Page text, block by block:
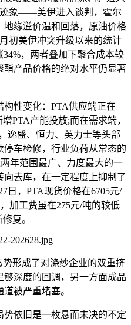
象——美伊进入谈判，霍尔
缘溢价温和回落，原油价格
初美伊冲突升级以来的统计
34%，两者叠加下聚合成本较
产品价格的绝对水平仍显著
性变化：PTA供应端正在
PTA产能投放;而在需求端，
逸盛、恒力、英力士等头部
车检修，行业负荷从常态的
年范围最广、力度最大的一
去库，在一定程度上抑制了
日，PTA现货价格在6705元/
加工费虽在275元/吨的较低
复。
形成了对涤纱企业的双重挤
深度的回调，另一方面成品
被严重堵塞。
依旧是一枚悬而未决的不定